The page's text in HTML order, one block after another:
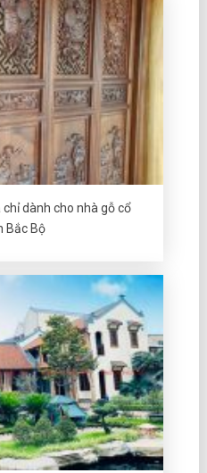
dành cho nhà gỗ cổ
Bắc Bộ